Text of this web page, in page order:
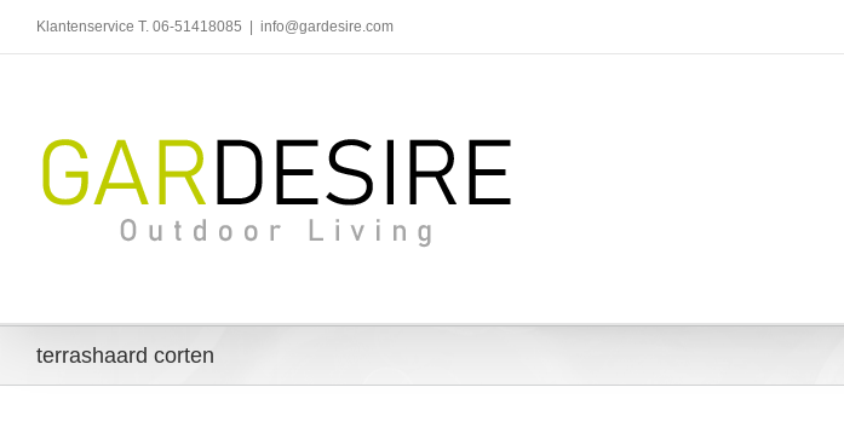
inhoud
Klantenservice T. 06-51418085 info@gardesire.com
terrashaard corten